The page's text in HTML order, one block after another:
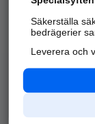
Alla kategorier
API & Kartor
Säkerställa
bedrägerier
Leverera och